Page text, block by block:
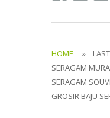
HOME » LAST
SERAGAM
SERAGAM
GROSIR BAJU